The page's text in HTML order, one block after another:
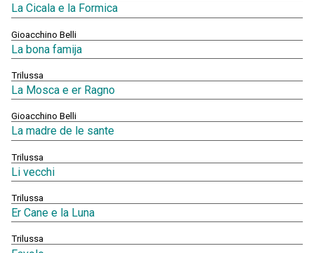
La Cicala e la Formica
Gioacchino Belli
La bona famija
Trilussa
La Mosca e er Ragno
Gioacchino Belli
La madre de le sante
Trilussa
Li vecchi
Trilussa
Er Cane e la Luna
Trilussa